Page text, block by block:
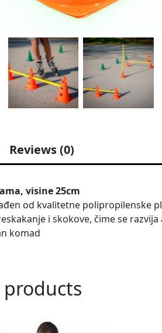
Reviews (0)
visine 25cm
od kvalitetne polipropilenske
i skokove, čime se
komad
products